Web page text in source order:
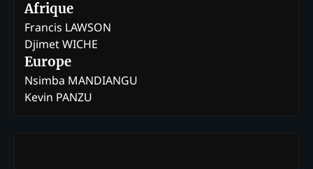
Afrique
Francis LAWSON
Djimet WICHE
Europe
Nsimba MANDIANGU
Kevin PANZU